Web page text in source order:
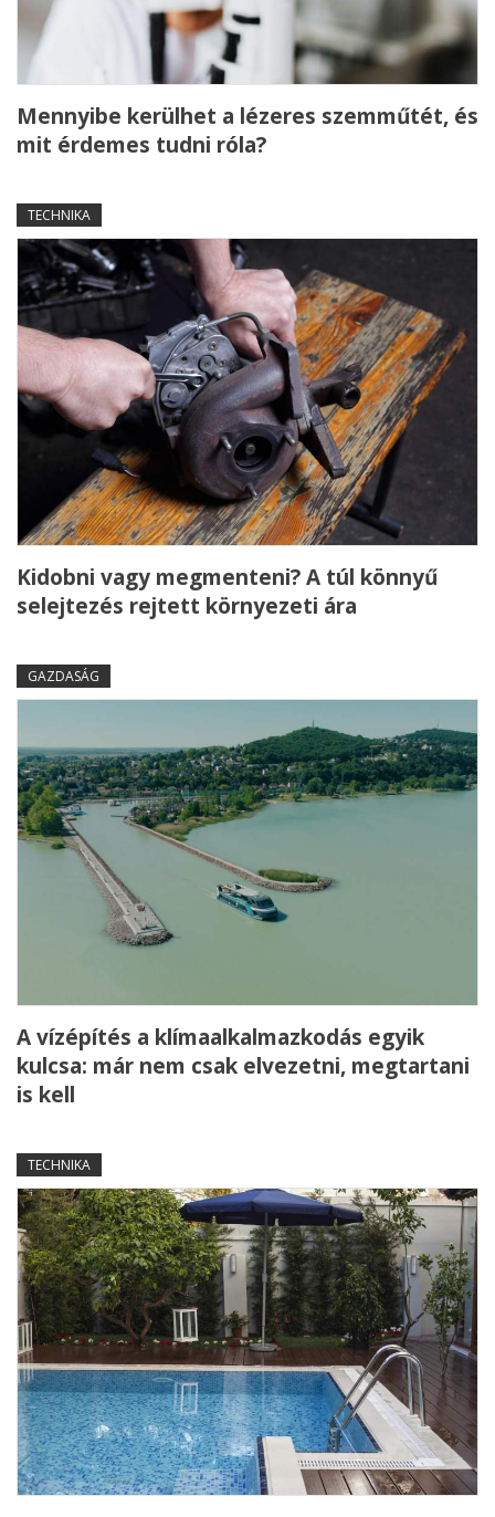
Mennyibe kerülhet a lézeres szemműtét, és
mit érdemes tudni róla?
TECHNIKA
Kidobni vagy megmenteni? A túl könnyű
selejtezés rejtett környezeti ára
GAZDASÁG
A vízépítés a klímaalkalmazkodás egyik
kulcsa: már nem csak elvezetni, megtartani
is kell
TECHNIKA